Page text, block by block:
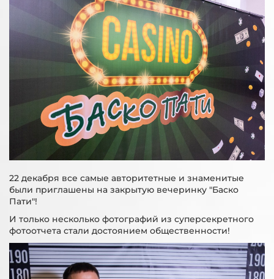
22 декабря все самые авторитетные и знаменитые
были приглашены на закрытую вечеринку "Баско
Пати"!
И только несколько фотографий из суперсекретного
фотоотчета стали достоянием общественности!